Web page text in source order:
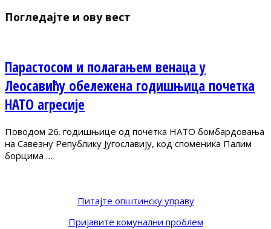
Погледајте и ову вест
Парастосом и полагањем венаца у
Леосавићу обележена годишњица почетка
НАТО агресије
Поводом 26. годишњице од почетка НАТО бомбардовања
на Савезну Републику Југославију, код споменика Палим
борцима …
Питајте општинску управу
Пријавите комунални проблем